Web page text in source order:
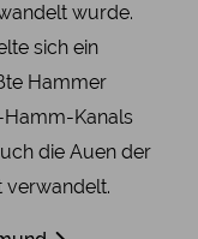
wurde.
sich ein
Hammer
Hamm-Kanals
die Auen der
verwandelt.